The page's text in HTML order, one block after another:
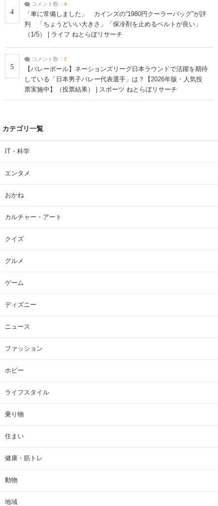
4
コメント数： 4
「車に常備しました」 カインズの“1980円クーラーバッグ”が評
判 「ちょうどいい大きさ」「保冷剤を止めるベルトが良い」
（1/5） | ライフ ねとらぼリサーチ
5
コメント数： 3
【バレーボール】ネーションズリーグ日本ラウンドで活躍を期待
している「日本男子バレー代表選手」は？【2026年版・人気投
票実施中】（投票結果） | スポーツ ねとらぼリサーチ
カテゴリ一覧
IT・科学
エンタメ
おかね
カルチャー・アート
クイズ
グルメ
ゲーム
ディズニー
ニュース
ファッション
ホビー
ライフスタイル
乗り物
住まい
健康・筋トレ
動物
地域